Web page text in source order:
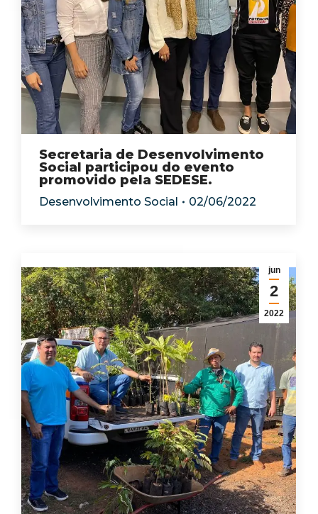
Secretaria de Desenvolvimento
Social participou do evento
promovido pela SEDESE.
Desenvolvimento Social 02/06/2022
jun
2
2022